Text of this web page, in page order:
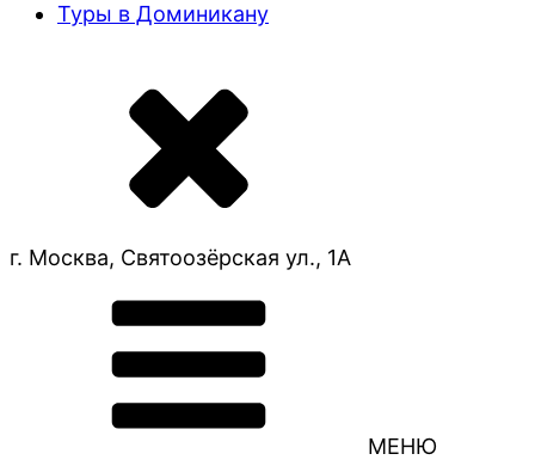
Туры в Доминикану
г. Москва, Святоозёрская ул., 1А
МЕНЮ